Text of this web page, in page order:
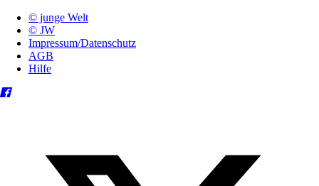
© junge Welt
© JW
Impressum/Datenschutz
AGB
Hilfe